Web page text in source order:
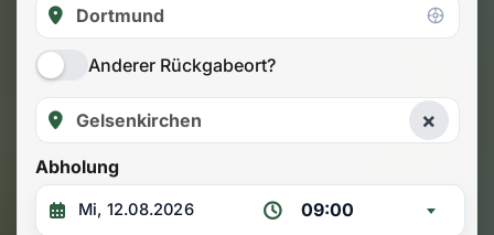
Anderer Rückgabeort?
×
Abholung
09:00